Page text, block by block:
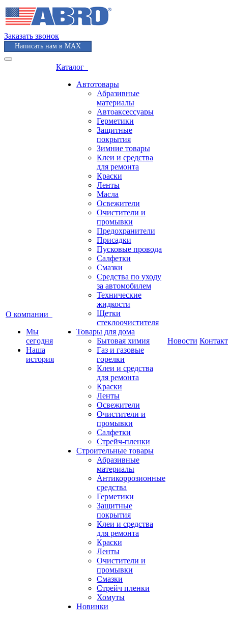
Заказать звонок
Написать нам в MAX
О компании
Мы
сегодня
Наша
история
Каталог
Автотовары
Абразивные
материалы
Автоаксессуары
Герметики
Защитные
покрытия
Зимние товары
Клеи и средства
для ремонта
Краски
Ленты
Масла
Освежители
Очистители и
промывки
Предохранители
Присадки
Пусковые провода
Салфетки
Смазки
Средства по уходу
за автомобилем
Технические
жидкости
Щетки
стеклоочистителя
Товары для дома
Бытовая химия
Газ и газовые
горелки
Клеи и средства
для ремонта
Краски
Ленты
Освежители
Очистители и
промывки
Салфетки
Стрейч-пленки
Строительные товары
Абразивные
материалы
Антикоррозионные
средства
Герметики
Защитные
покрытия
Клеи и средства
для ремонта
Краски
Ленты
Очистители и
промывки
Смазки
Стрейч пленки
Хомуты
Новинки
Новости